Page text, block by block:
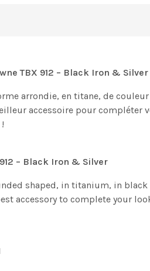
TBX 912 – Black Iron & Silver
arrondie, en titane, de
accessoire pour compléter
– Black Iron & Silver
shaped, in titanium, in
accessory to complete your